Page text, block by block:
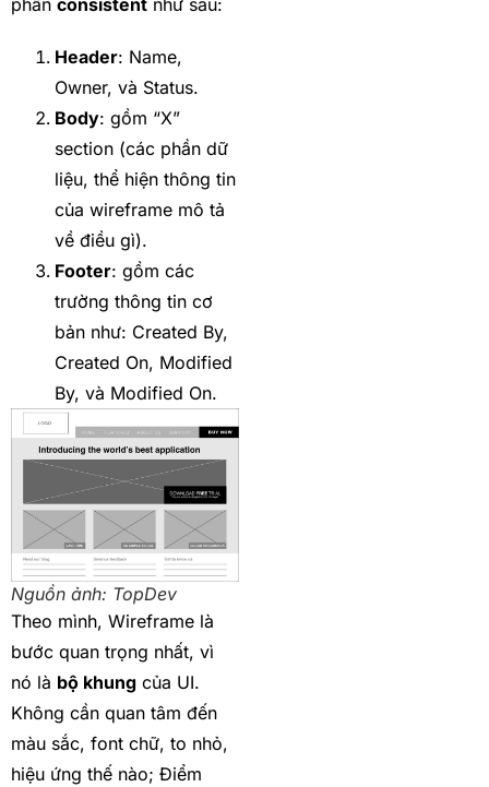
phần consistent như sau:
Header: Name,
Owner, và Status.
Body: gồm “X”
section (các phần dữ
liệu, thể hiện thông tin
của wireframe mô tả
về điều gì).
Footer: gồm các
trường thông tin cơ
bản như: Created By,
Created On, Modified
By, và Modified On.
Nguồn ảnh: TopDev
Theo mình, Wireframe là
bước quan trọng nhất, vì
nó là bộ khung của UI.
Không cần quan tâm đến
màu sắc, font chữ, to nhỏ,
hiệu ứng thế nào; Điểm